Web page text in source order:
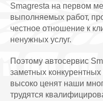
Smagresta на первом
выполняемых работ,
честное отношение к
ненужных услуг.
Поэтому автосервис
заметных
высоко ценят наши
трудятся